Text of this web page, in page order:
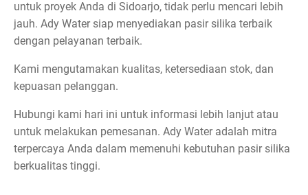
untuk proyek Anda di Sidoarjo, tidak perlu mencari lebih
jauh. Ady Water siap menyediakan pasir silika terbaik
dengan pelayanan terbaik.
Kami mengutamakan kualitas, ketersediaan stok, dan
kepuasan pelanggan.
Hubungi kami hari ini untuk informasi lebih lanjut atau
untuk melakukan pemesanan. Ady Water adalah mitra
terpercaya Anda dalam memenuhi kebutuhan pasir silika
berkualitas tinggi.